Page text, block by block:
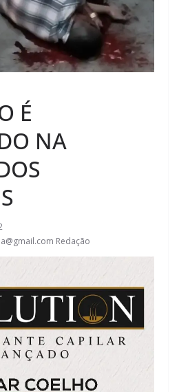
É
NA
Redação